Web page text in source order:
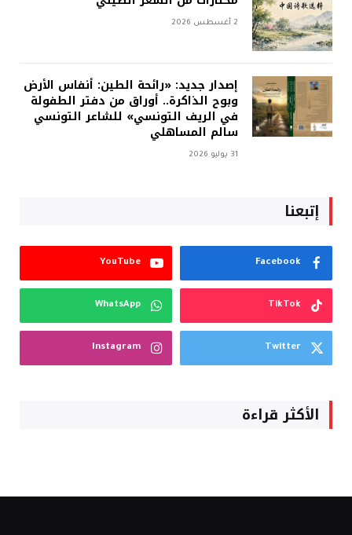
2 أغسطس 2026
إصدار جديد: «رائحة الطين: أنفاس الأرض
وبوح الذاكرة.. أوراق من دفتر الطفولة
في الريف التونسي» للشاعر التونسي
سالم المساهلي
31 يوليو 2026
إتبعنا
Facebook
YouTube
TikTok
WhatsApp
Twitter
Instagram
الأكثر قراءة